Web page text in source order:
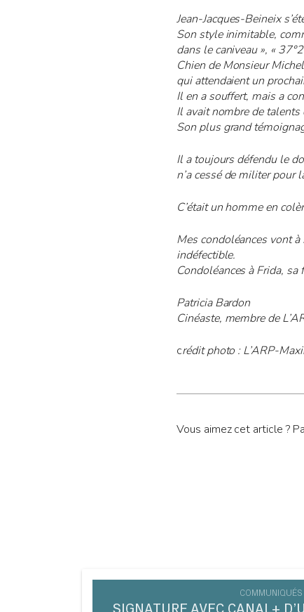
Jean-Jacques-Beineix
Son style inimitable,
dans le caniveau », «
Chien de Monsieur
qui attendaient un
Il en a souffert, mais a
Il avait nombre de
Son plus grand
Il a toujours défendu le
n’a cessé de militer pour
C’était un homme en
Mes condoléances vont à
indéfectible.
Condoléances à Frida,
Patricia Bardon
Cinéaste, membre de
crédit photo : L’ARP-
Vous aimez cet article ?
COMMUNIQUÉS
SIGNATURE AVEC CANAL+